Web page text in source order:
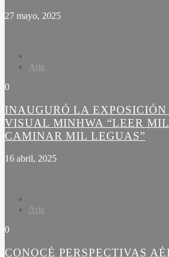
27 mayo, 2025
Arte
0
INAUGURÓ LA EXPOSICIÓN
VISUAL MINHWA “LEER
CAMINAR MIL LEGUAS”
16 abril, 2025
Arte
0
CONOCÉ PERSPECTIVAS